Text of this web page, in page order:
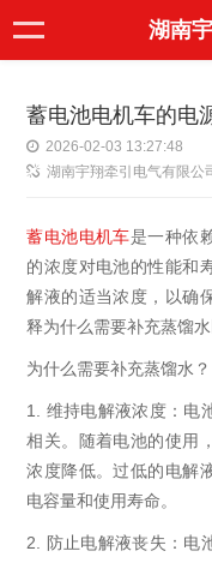
湖南
蓄电池电机车的电
2026-02-03 13:27:48
湖南宇翔牵引电气有限公
蓄电池电机车是一种依
的浓度对电池的性能和
解液的适当浓度，以确
释为什么需要补充蒸馏
为什么需要补充蒸馏水？
1. 维持电解液浓度：电
相关。随着电池的使用
浓度降低。过低的电解
电容量和使用寿命。
2.
防止电解液丧失：电